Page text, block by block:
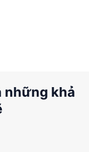
những khả